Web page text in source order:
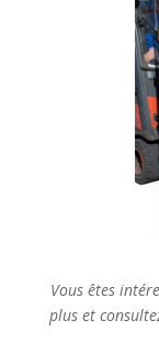
Vous êtes
plus et